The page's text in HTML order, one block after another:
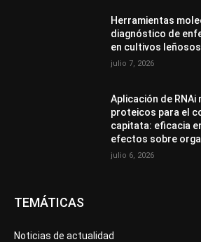
Herramientas
diagnóstico de
en cultivos leñosos
julio 7, 2026
Aplicación de RNAi
proteicos para el
capitata: eficacia
efectos sobre
julio 6, 2026
TEMÁTICAS
Noticias de actualidad